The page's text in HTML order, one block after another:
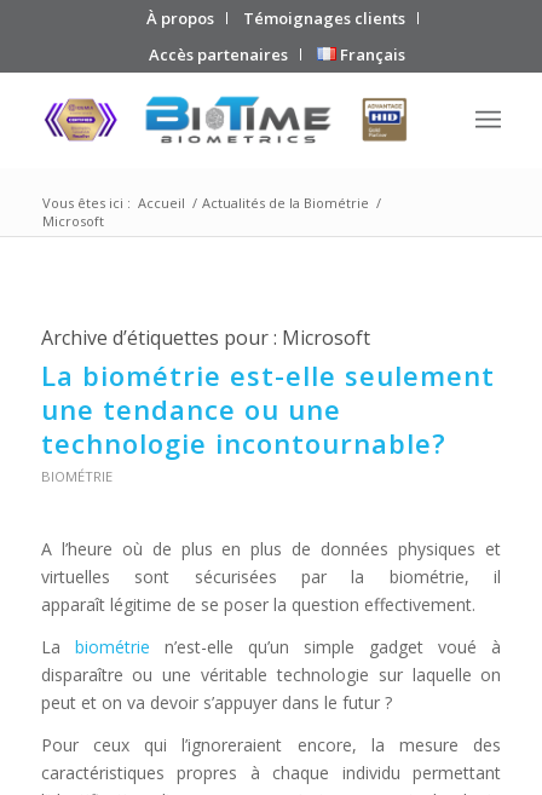
À propos
Témoignages clients
Accès partenaires
Français
Vous êtes ici : Accueil / Actualités de la Biométrie /
Microsoft
Archive d’étiquettes pour : Microsoft
La biométrie est-elle seulement
une tendance ou une
technologie incontournable?
BIOMÉTRIE
A l’heure où de plus en plus de données physiques et
virtuelles sont sécurisées par la biométrie, il
apparaît légitime de se poser la question effectivement.
La biométrie n’est-elle qu’un simple gadget voué à
disparaître ou une véritable technologie sur laquelle on
peut et on va devoir s’appuyer dans le futur ?
Pour ceux qui l’ignoreraient encore, la mesure des
caractéristiques propres à chaque individu permettant